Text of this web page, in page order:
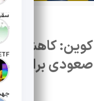
تاریخ
تاریخ
کاهش
برای